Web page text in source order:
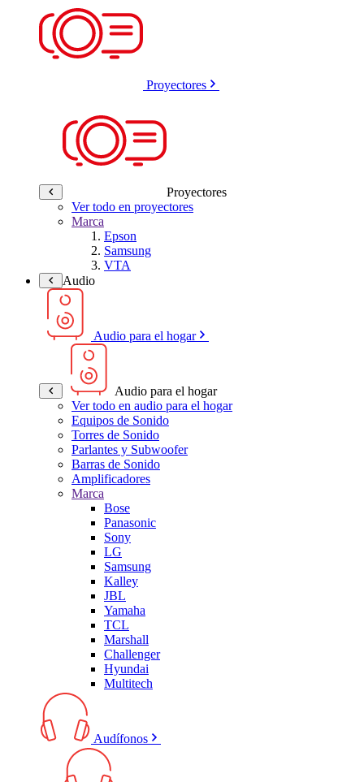
Proyectores
Proyectores
Ver todo en proyectores
Marca
Epson
Samsung
VTA
Audio
Audio para el hogar
Audio para el hogar
Ver todo en audio para el hogar
Equipos de Sonido
Torres de Sonido
Parlantes y Subwoofer
Barras de Sonido
Amplificadores
Marca
Bose
Panasonic
Sony
LG
Samsung
Kalley
JBL
Yamaha
TCL
Marshall
Challenger
Hyundai
Multitech
Audífonos